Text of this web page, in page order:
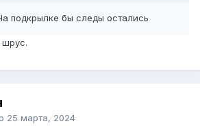
подкрылке бы следы остались
25 марта, 2024